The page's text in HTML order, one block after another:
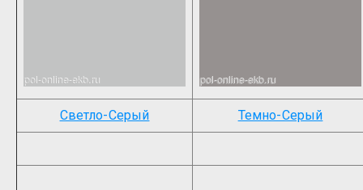
Светло-Серый Темно-Серый